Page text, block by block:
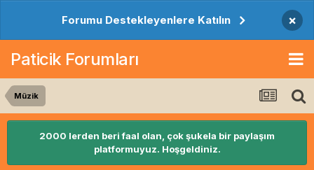
Forumu Destekleyenlere Katılın ×
Paticik Forumları
Müzik
2000 lerden beri faal olan, çok şukela bir paylaşım
platformuyuz. Hoşgeldiniz.